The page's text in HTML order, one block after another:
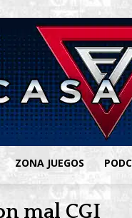
ZONA JUEGOS
mal CGI